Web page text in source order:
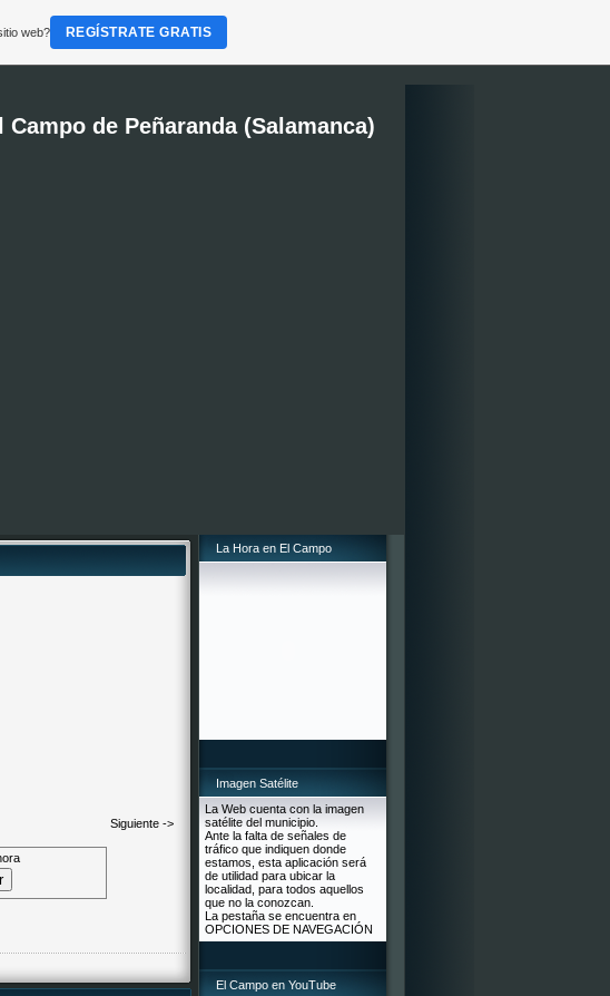
Campo de Peñaranda (Salamanca)
Siguiente ->
La Hora en El Campo
Imagen Satélite
La Web cuenta con la imagen
satélite del municipio.
Ante la falta de señales de
tráfico que indiquen donde
estamos, esta aplicación será
de utilidad para ubicar la
localidad, para todos aquellos
que no la conozcan.
La pestaña se encuentra en
OPCIONES DE NAVEGACIÓN
El Campo en YouTube
web? REGÍSTRATE GRATIS